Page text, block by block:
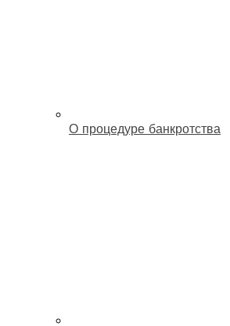
О процедуре банкротства